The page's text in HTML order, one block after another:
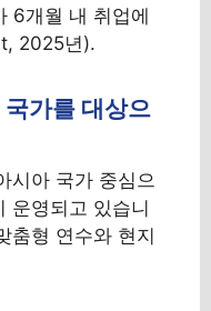
6개월 내 취업에
2025년).
가를 대상으
시아 국가 중심으
운영되고 있습니
춤형 연수와 현지